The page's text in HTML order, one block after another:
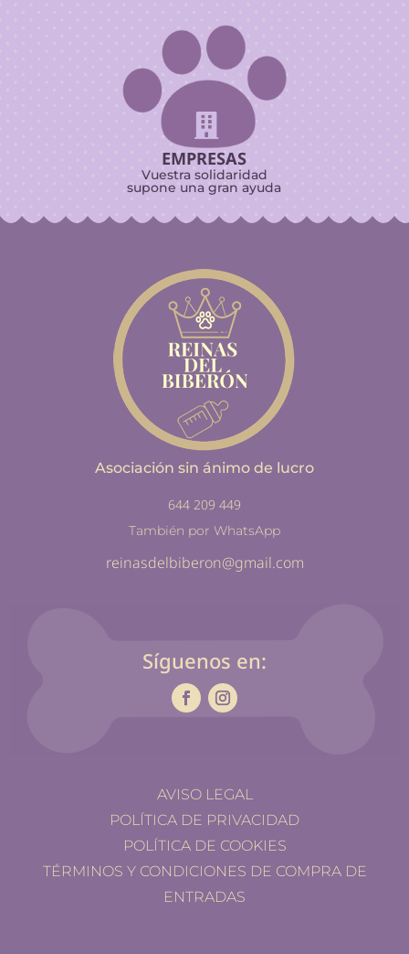

EMPRESAS
Vuestra solidaridad
supone una gran ayuda
Asociación sin ánimo de lucro
644 209 449
También por WhatsApp
reinasdelbiberon@gmail.com
Síguenos en:
AVISO LEGAL
POLÍTICA DE PRIVACIDAD
POLÍTICA DE COOKIES
TÉRMINOS Y CONDICIONES DE COMPRA DE
ENTRADAS